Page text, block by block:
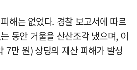
해는 없었다. 경찰 보고서에 따르
동안 거울을 산산조각 냈으며, 이
7만 원) 상당의 재산 피해가 발생